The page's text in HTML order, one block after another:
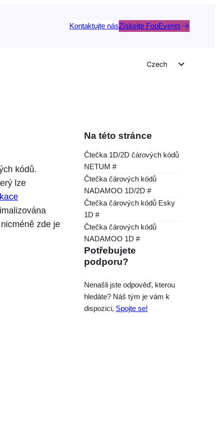
Kontaktujte násZískejte FooEvents
Czech
Portuguese
French
Polish
kódů.
lze
zde je
Na této stránce
Čtečka 1D/2D čárových kódů
NETUM #
Čtečka čárových kódů
NADAMOO 1D/2D #
Čtečka čárových kódů Esky
1D #
Čtečka čárových kódů
NADAMOO 1D #
Potřebujete
podporu?
Nenašli jste odpověď, kterou
hledáte? Náš tým je vám k
dispozici, Spojte se!